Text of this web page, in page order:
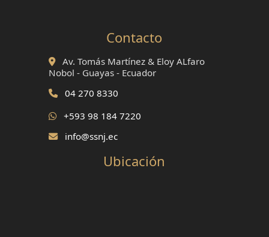
Contacto
Av. Tomás Martínez & Eloy ALfaro
Nobol - Guayas - Ecuador
04 270 8330
+593 98 184 7220
info@ssnj.ec
Ubicación